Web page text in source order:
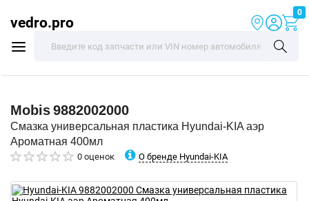
vedro.pro
0
Mobis9882002000
Смазка универсальная пластика Hyundai-KIA аэр
Ароматная 400мл
0 оценок О бренде Hyundai-KIA